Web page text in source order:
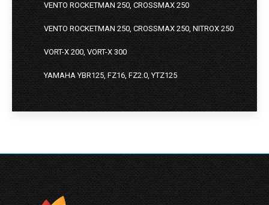
VENTO ROCKETMAN 250, CROSSMAX 250
VENTO ROCKETMAN 250, CROSSMAX 250, NITROX 250
VORT-X 200, VORT-X 300
YAMAHA YBR125, FZ16, FZ2.0, YTZ125